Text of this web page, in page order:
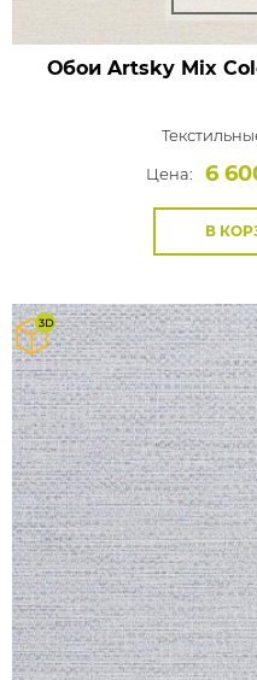
Обои Artsky Mix
Цена:
6
В